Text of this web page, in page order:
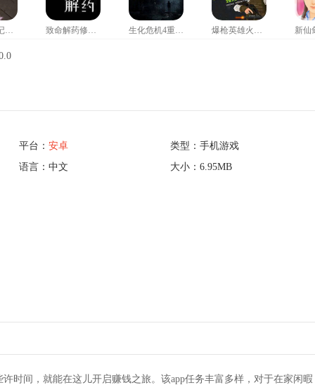
小舞奇遇记救爷爷 致命解药修改器风灵月影 生化危机4重制版修改器 爆枪英雄火神修改器
平台： 安卓
类型：手机游戏
语言：中文 大小：6.95MB
时间，就能在这儿开启赚钱之旅。该app任务丰富多样，对于在家闲暇